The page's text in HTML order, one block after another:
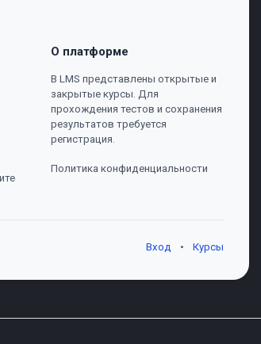
О платформе
В LMS представлены открытые и
закрытые курсы. Для
прохождения тестов и сохранения
результатов требуется
регистрация.
Политика конфиденциальности
Вход • Курсы